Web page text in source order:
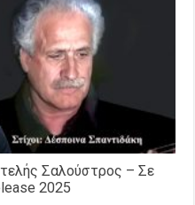
Σαλούστρος – Σε
2025